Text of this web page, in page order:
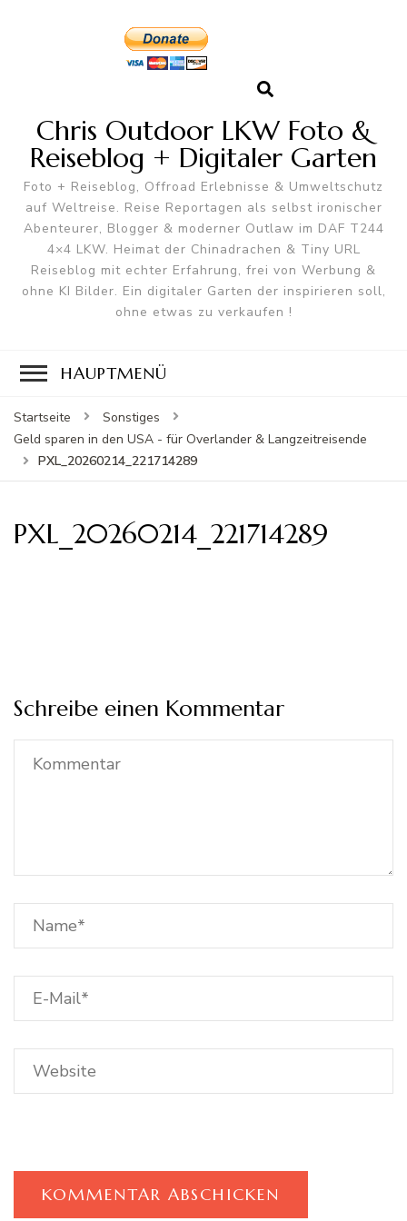
Chris Outdoor LKW Foto &
Reiseblog + Digitaler Garten
Foto + Reiseblog, Offroad Erlebnisse & Umweltschutz
auf Weltreise. Reise Reportagen als selbst ironischer
Abenteurer, Blogger & moderner Outlaw im DAF T244
4×4 LKW. Heimat der Chinadrachen & Tiny URL
Reiseblog mit echter Erfahrung, frei von Werbung &
ohne KI Bilder. Ein digitaler Garten der inspirieren soll,
ohne etwas zu verkaufen !
HAUPTMENÜ
Startseite
Sonstiges
Geld sparen in den USA - für Overlander & Langzeitreisende
PXL_20260214_221714289
PXL_20260214_221714289
Schreibe einen Kommentar